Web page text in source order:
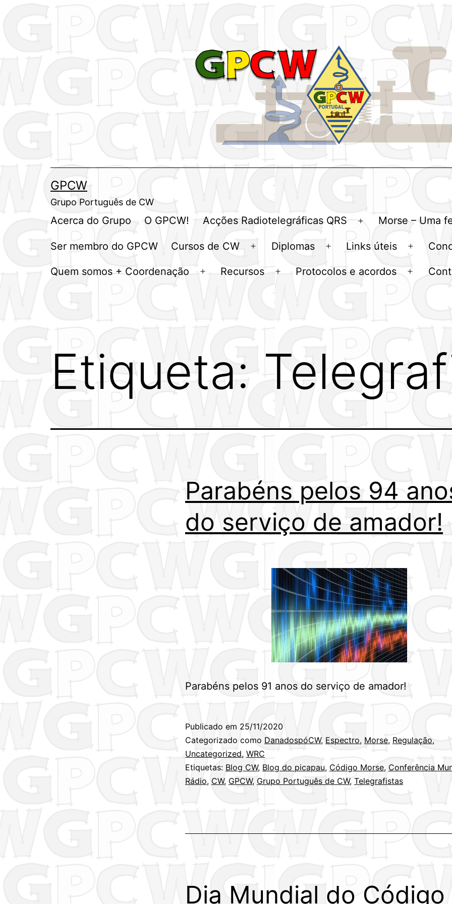
GPCW
Grupo Português de CW
Acerca do Grupo O GPCW! Acções Radiotelegráficas QRS
AbrirMorse – Uma
Ser membro do GPCW Cursos de CW
AbrirDiplomas
AbrirLinks úteis
Abrir
Quem somos + Coordenação
AbrirRecursos
AbrirProtocolos e acordos
Abrir
Etiqueta:
Parabéns pelos 94
do serviço de amador!
Parabéns pelos 91 anos do serviço de amador!
Publicado em 25/11/2020
Categorizado como DanadospóCW, Espectro, Morse, Regulação,
Uncategorized, WRC
Etiquetas: Blog CW, Blog do picapau, Código Morse, Conferência
Rádio, CW, GPCW, Grupo Português de CW, Telegrafistas
Dia Mundial do Código